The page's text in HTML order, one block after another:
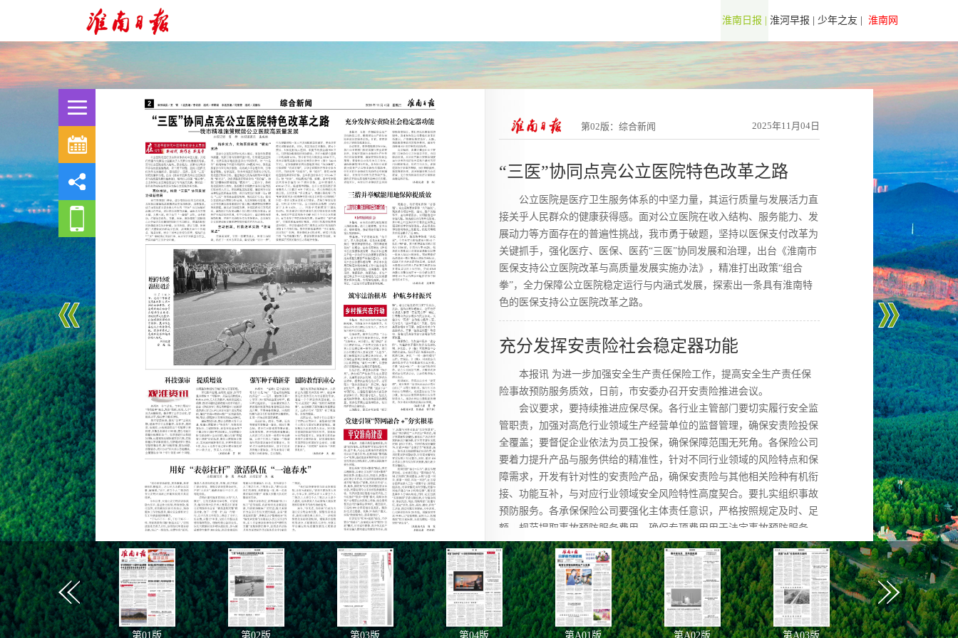
淮南日报 | 淮河早报 | 少年之友 | 淮南网
2025年11月04日
第02版：综合新闻
“三医”协同点亮公立医院特色改革之路
公立医院是医疗卫生服务体系的中坚力量，其运行质量与发展活力直
接关乎人民群众的健康获得感。面对公立医院在收入结构、服务能力、发
展动力等方面存在的普遍性挑战，我市勇于破题，坚持以医保支付改革为
关键抓手，强化医疗、医保、医药“三医”协同发展和治理，出台《淮南市
医保支持公立医院改革与高质量发展实施办法》，精准打出政策“组合
拳”，全力保障公立医院稳定运行与内涵式发展，探索出一条具有淮南特
色的医保支持公立医院改革之路。
充分发挥安责险社会稳定器功能
本报讯 为进一步加强安全生产责任保险工作，提高安全生产责任保
险事故预防服务质效，日前，市安委办召开安责险推进会议。
会议要求，要持续推进应保尽保。各行业主管部门要切实履行安全监
管职责，加强对高危行业领域生产经营单位的监督管理，确保安责险投保
全覆盖；要督促企业依法为员工投保，确保保障范围无死角。各保险公司
要着力提升产品与服务供给的精准性，针对不同行业领域的风险特点和保
障需求，开发有针对性的安责险产品，确保安责险与其他相关险种有机衔
接、功能互补，与对应行业领域安全风险特性高度契合。要扎实组织事故
预防服务。各承保保险公司要强化主体责任意识，严格按照规定及时、足
额、规范提取事故预防服务费用，确保专项费用用于法定事故预防服务。
三措并举赋能用地保障提质效
本报讯 市自然资源和规划局深入推进改革，优化土地管理，变中求
进、精准赋能，推动用地保障工作效能实现新跃升。
强基础，下好用地审批“先手棋”。深入推进改革，优化土地管理，秉
第01版 第02版 第03版 第04版 第A01 版 第A02版 第A03版 第A04版